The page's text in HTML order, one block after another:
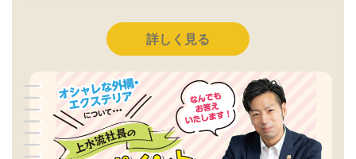
詳しく見る